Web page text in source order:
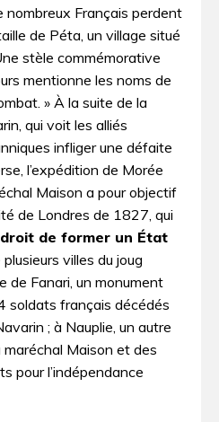
nombreux Français perdent
de Péta, un village situé
stèle commémorative
mentionne les noms de
» À la suite de la
qui voit les alliés
infliger une défaite
l’expédition de Morée
Maison a pour objectif
de Londres de 1827, qui
de former un État
plusieurs villes du joug
de Fanari, un monument
soldats français décédés
; à Nauplie, un autre
Maison et des
pour l’indépendance